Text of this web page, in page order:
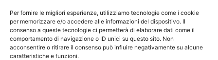
Per fornire le migliori esperienze, utilizziamo tecnologie come i cookie
per memorizzare e/o accedere alle informazioni del dispositivo. Il
consenso a queste tecnologie ci permetterà di elaborare dati come il
comportamento di navigazione o ID unici su questo sito. Non
acconsentire o ritirare il consenso può influire negativamente su alcune
caratteristiche e funzioni.
SEGUICI